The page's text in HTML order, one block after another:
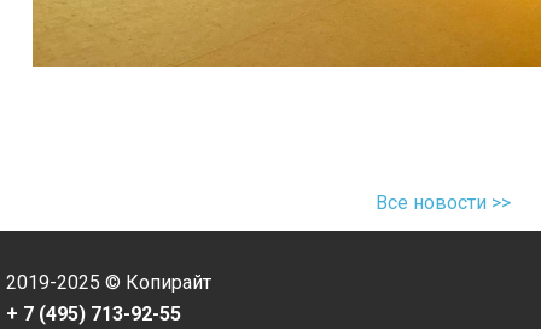
Все новости >>
2019-2025 © Копирайт
+ 7 (495) 713-92-55